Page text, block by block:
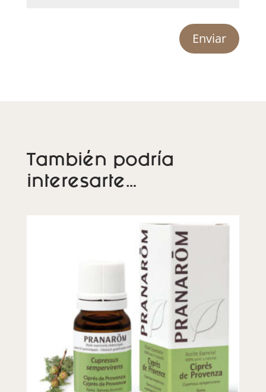
Enviar
También podría
interesarte…